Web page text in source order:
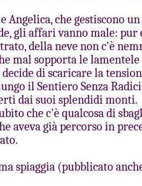
Angelica, che gestiscono
gli affari vanno male: pur
della neve non c'è
mal sopporta le
di scaricare la
il Sentiero Senza
dai suoi splendidi monti.
che c'è qualcosa di
aveva già percorso in
spiaggia (pubblicato